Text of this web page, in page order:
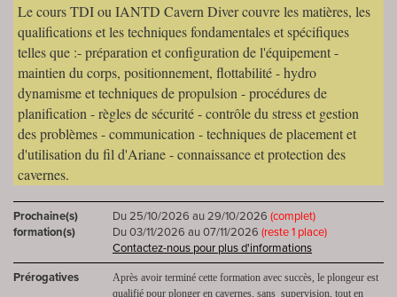
Le cours TDI ou IANTD Cavern Diver couvre les matières, les
qualifications et les techniques fondamentales et spécifiques
telles que :- préparation et configuration de l'équipement -
maintien du corps, positionnement, flottabilité - hydro
dynamisme et techniques de propulsion - procédures de
planification - règles de sécurité - contrôle du stress et gestion
des problèmes - communication - techniques de placement et
d'utilisation du fil d'Ariane - connaissance et protection des
cavernes.
Prochaine(s)
formation(s)
Du 25/10/2026 au 29/10/2026 (complet)
Du 03/11/2026 au 07/11/2026 (reste 1 place)
Contactez-nous pour plus d'informations
Prérogatives
Après avoir terminé cette formation avec succès, le plongeur est
qualifié pour plonger en cavernes, sans supervision, tout en